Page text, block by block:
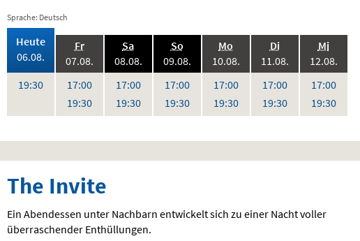
Sprache: Deutsch
Heute,
06.08.2026:
19:30Uhr
Fr.,
07.08.2026:
17:00Uhr
19:30Uhr
Sa.,
08.08.2026:
17:00Uhr
19:30Uhr
So.,
09.08.2026:
17:00Uhr
19:30Uhr
Mo
10.08.2026:
17:00Uhr
19:30Uhr
Di.,
11.08.2026:
17:00Uhr
19:30Uhr
Mi.,
12.08.2026:
17:00Uhr
19:30Uhr
The Invite
Ein Abendessen unter Nachbarn entwickelt sich zu einer Nacht voller
überraschender Enthüllungen.